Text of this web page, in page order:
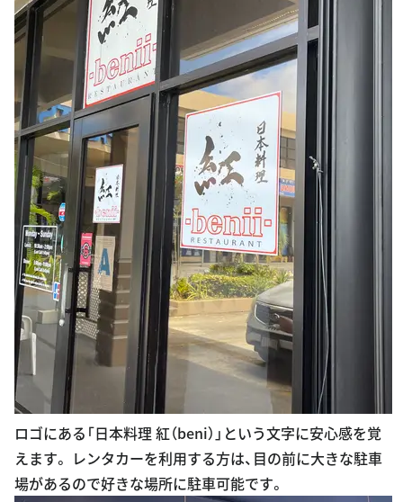
ロゴにある「日本料理 紅（beni）」という文字に安心感を覚
えます。 レンタカーを利用する方は、目の前に大きな駐車
場があるので好きな場所に駐車可能です。